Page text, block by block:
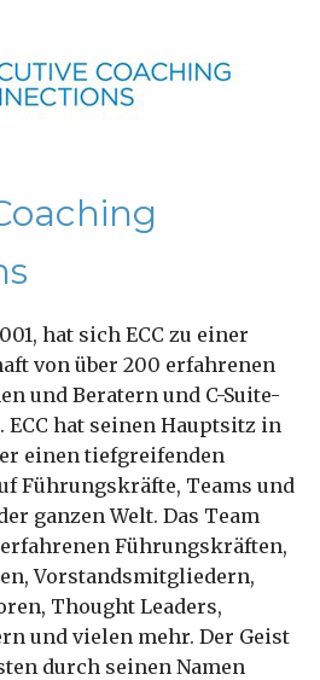
hat sich ECC zu einer
von über 200 erfahrenen
und Beratern und C-Suite-
hat seinen Hauptsitz in
einen tiefgreifenden
Führungskräfte, Teams und
ganzen Welt. Das Team
erfahrenen Führungskräften,
Vorstandsmitgliedern,
Thought Leaders,
und vielen mehr. Der Geist
durch seinen Namen